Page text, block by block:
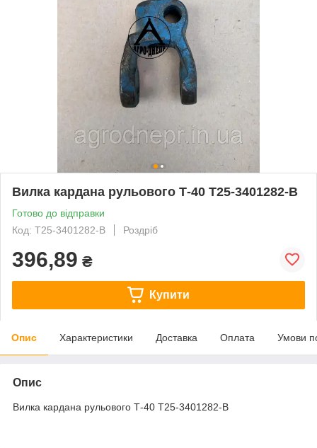
Вилка кардана рульового Т-40 Т25-3401282-В
Готово до відправки
Код: Т25-3401282-В
Роздріб
396,89 ₴
Купити
Опис Характеристики Доставка Оплата Умови
Опис
Вилка кардана рульового Т-40 Т25-3401282-В